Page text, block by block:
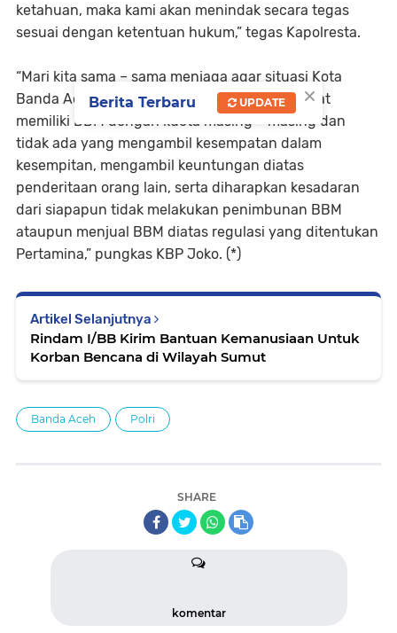
ketahuan, maka kami akan menindak secara tegas
sesuai dengan ketentuan hukum,” tegas Kapolresta.
“Mari kita sama – sama menjaga agar situasi Kota
Banda Aceh ini kondusif dan masyarakat dapat
memiliki BBM dengan kuota masing – masing dan
tidak ada yang mengambil kesempatan dalam
kesempitan, mengambil keuntungan diatas
penderitaan orang lain, serta diharapkan kesadaran
dari siapapun tidak melakukan penimbunan BBM
ataupun menjual BBM diatas regulasi yang ditentukan
Pertamina,” pungkas KBP Joko. (*)
Artikel Selanjutnya
Rindam I/BB Kirim Bantuan Kemanusiaan Untuk
Korban Bencana di Wilayah Sumut
Banda Aceh Polri
SHARE
komentar
×
Berita Terbaru UPDATE